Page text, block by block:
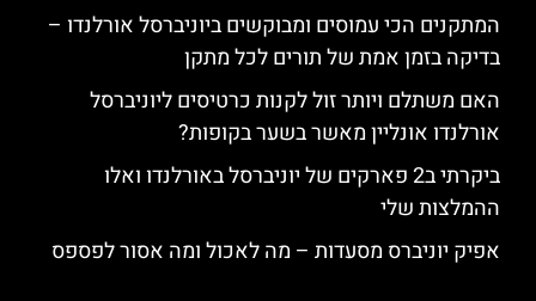
המתקנים הכי עמוסים ומבוקשים ביוניברסל אורלנדו –
בדיקה בזמן אמת של תורים לכל מתקן
האם משתלם ויותר זול לקנות כרטיסים ליוניברסל
אורלנדו אונליין מאשר בשער בקופות?
ביקרתי ב2 פארקים של יוניברסל באורלנדו ואלו
ההמלצות שלי
אפיק יוניברס מסעדות – מה לאכול ומה אסור לפספס